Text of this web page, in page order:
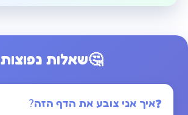
🤔שאלות נפוצות
איך אני צובע את הדף הזה?